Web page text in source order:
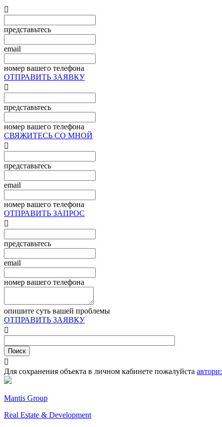

представьтесь
email
номер вашего телефона
ОТПРАВИТЬ ЗАЯВКУ

представьтесь
номер вашего телефона
СВЯЖИТЕСЬ СО МНОЙ

представьтесь
email
номер вашего телефона
ОТПРАВИТЬ ЗАПРОС

представьтесь
email
номер вашего телефона
опишите суть вашей проблемы
ОТПРАВИТЬ ЗАЯВКУ


Для сохранения объекта в личном кабинете пожалуйста
Mantis Group
Real Estate & Development